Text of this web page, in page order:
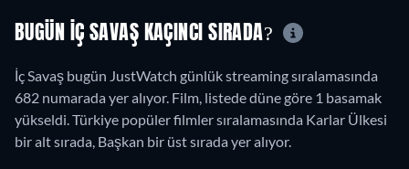
BUGÜN İÇ SAVAŞ KAÇINCI SIRADA?
İç Savaş bugün JustWatch günlük streaming sıralamasında
682 numarada yer alıyor. Film, listede düne göre 1 basamak
yükseldi. Türkiye popüler filmler sıralamasında Karlar Ülkesi
bir alt sırada, Başkan bir üst sırada yer alıyor.